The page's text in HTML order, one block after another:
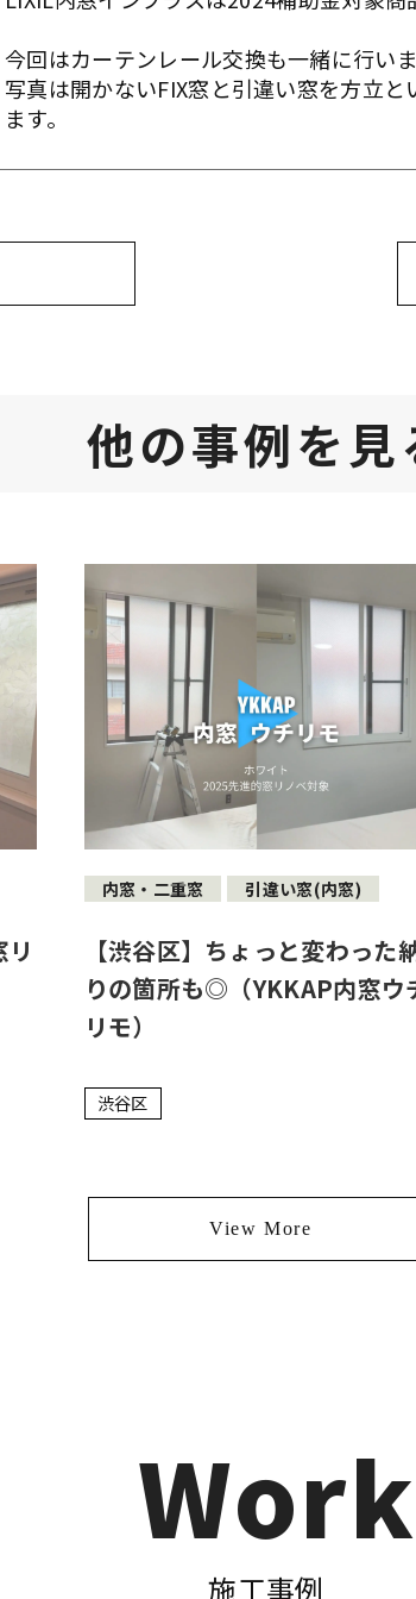
今回はカーテンレール交換も一緒に行いま
写真は開かないFIX窓と引違い窓を方立
ます。
他の事例を見
内窓・二重窓 引違い窓(内窓)
【渋谷区】ちょっと変わった
りの箇所も◎（YKKAP内窓ウ
リモ）
渋谷区
View More
Work
施工事例